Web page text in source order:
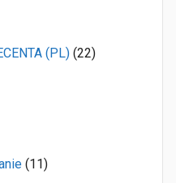
(PL) (22)
(11)